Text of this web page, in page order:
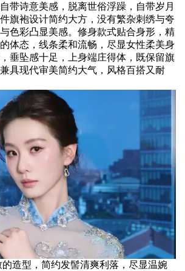
带诗意美感，脱离世俗浮躁，自带岁月
旗袍设计简约大方，没有繁杂刺绣与夸
色彩凸显美感。修身款式贴合身形，精
体态，线条柔和流畅，尽显女性柔美身
垂坠感十足，上身端庄得体，既保留旗
具现代审美简约大气，风格百搭又耐
型，简约发髻清爽利落，尽显温婉